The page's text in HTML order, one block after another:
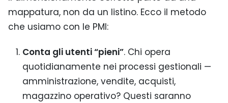
mappatura, non da un listino. Ecco il metodo
che usiamo con le PMI:
Conta gli utenti “pieni”. Chi opera
quotidianamente nei processi gestionali —
amministrazione, vendite, acquisti,
magazzino operativo? Questi saranno